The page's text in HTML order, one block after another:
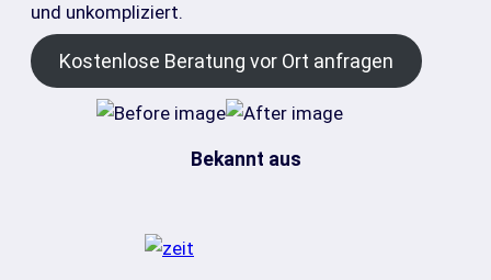
und unkompliziert.
Kostenlose Beratung vor Ort anfragen
Bekannt aus